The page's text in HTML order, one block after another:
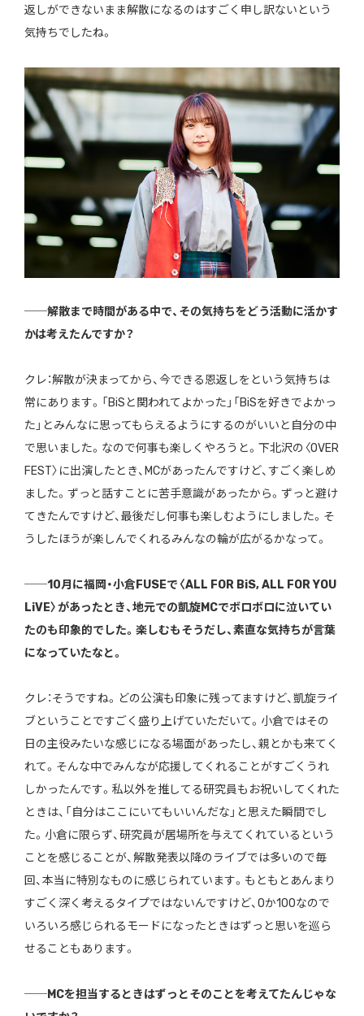
返しができないまま解散になるのはすごく申し訳ないという
気持ちでしたね。
──解散まで時間がある中で、その気持ちをどう活動に活かす
かは考えたんですか？
クレ：解散が決まってから、今できる恩返しをという気持ちは
常にあります。「BiSと関われてよかった」「BiSを好きでよかっ
た」とみんなに思ってもらえるようにするのがいいと自分の中
で思いました。なので何事も楽しくやろうと。下北沢の〈OVER
FEST〉に出演したとき、MCがあったんですけど、すごく楽しめ
ました。ずっと話すことに苦手意識があったから。ずっと避け
てきたんですけど、最後だし何事も楽しむようにしました。そ
うしたほうが楽しんでくれるみんなの輪が広がるかなって。
──10月に福岡・小倉FUSEで〈ALL FOR BiS, ALL FOR YOU
LiVE〉があったとき、地元での凱旋MCでボロボロに泣いてい
たのも印象的でした。楽しむもそうだし、素直な気持ちが言葉
になっていたなと。
クレ：そうですね。どの公演も印象に残ってますけど、凱旋ライ
ブということですごく盛り上げていただいて。小倉ではその
日の主役みたいな感じになる場面があったし、親とかも来てく
れて。そんな中でみんなが応援してくれることがすごくうれ
しかったんです。私以外を推してる研究員もお祝いしてくれた
ときは、「自分はここにいてもいいんだな」と思えた瞬間でし
た。小倉に限らず、研究員が居場所を与えてくれているという
ことを感じることが、解散発表以降のライブでは多いので毎
回、本当に特別なものに感じられています。もともとあんまり
すごく深く考えるタイプではないんですけど、0か100なので
いろいろ感じられるモードになったときはずっと思いを巡ら
せることもあります。
──MCを担当するときはずっとそのことを考えてたんじゃな